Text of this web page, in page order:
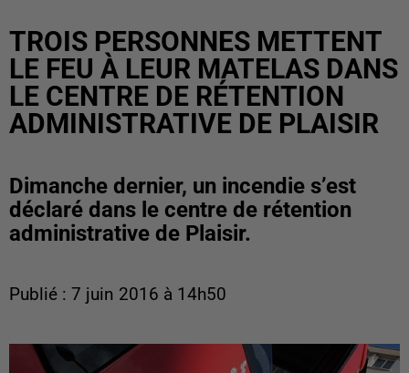
TROIS PERSONNES METTENT
LE FEU À LEUR MATELAS DANS
LE CENTRE DE RÉTENTION
ADMINISTRATIVE DE PLAISIR
Dimanche dernier, un incendie s’est
déclaré dans le centre de rétention
administrative de Plaisir.
Publié : 7 juin 2016 à 14h50